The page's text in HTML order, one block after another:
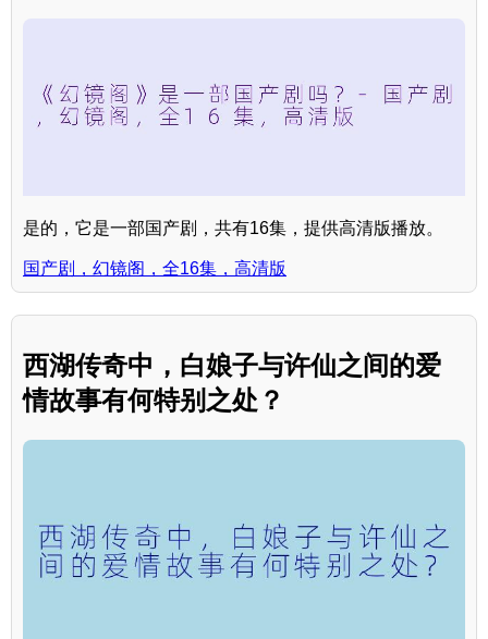
是的，它是一部国产剧，共有16集，提供高清版播放。
国产剧，幻镜阁，全16集，高清版
西湖传奇中，白娘子与许仙之间的爱
情故事有何特别之处？